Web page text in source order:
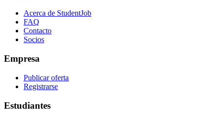
Acerca de StudentJob
FAQ
Contacto
Socios
Empresa
Publicar oferta
Registrarse
Estudiantes